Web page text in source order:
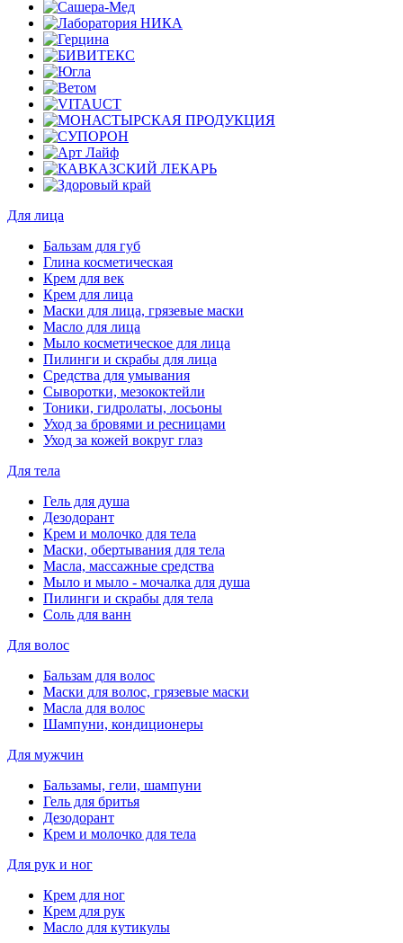
Для лица
Бальзам для губ
Глина косметическая
Крем для век
Крем для лица
Маски для лица, грязевые маски
Масло для лица
Мыло косметическое для лица
Пилинги и скрабы для лица
Средства для умывания
Сыворотки, мезококтейли
Тоники, гидролаты, лосьоны
Уход за бровями и ресницами
Уход за кожей вокруг глаз
Для тела
Гель для душа
Дезодорант
Крем и молочко для тела
Маски, обертывания для тела
Масла, массажные средства
Мыло и мыло - мочалка для душа
Пилинги и скрабы для тела
Соль для ванн
Для волос
Бальзам для волос
Маски для волос, грязевые маски
Масла для волос
Шампуни, кондиционеры
Для мужчин
Бальзамы, гели, шампуни
Гель для бритья
Дезодорант
Крем и молочко для тела
Для рук и ног
Крем для ног
Крем для рук
Масло для кутикулы